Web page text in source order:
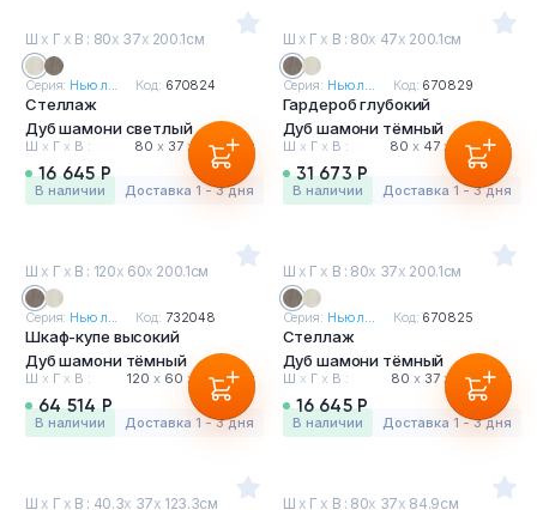
Ш х Г х В : 80х 37х 200.1см
Серия: Нью л... Код: 670824
Стеллаж
Дуб шамони светлый
Ш х Г х В : 80 х37 х 200.1 см
16 645 Р
в наличии Доставка 1 - 3 дня
Ш х Г х В : 80х 47х 200.1см
Серия: Нью л... Код: 670829
Гардероб глубокий
Дуб шамони тёмный
Ш х Г х В : 80 х 47 х 200.1 см
31 673 Р
в наличии Доставка 1 - 3 дня
Ш х Г х В : 120х 60х 200.1см
Серия: Нью л... Код: 732048
Шкаф-купе высокий
Дуб шамони тёмный
Ш х Г х В : 120 х60 х 200.1 см
64 514 Р
в наличии Доставка 1 - 3 дня
Ш х Г х В : 80х 37х 200.1см
Серия: Нью л... Код: 670825
Стеллаж
Дуб шамони тёмный
Ш х Г х В : 80 х 37 х 200.1 см
16 645 Р
в наличии Доставка 1 - 3 дня
Ш х Г х В : 40.3х 37х 123.3см Ш х Г х В : 80х 37х 84.9см